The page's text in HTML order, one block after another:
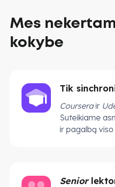
Mes
kokybe
Tik
Courserair
Suteikiame
ir pagalbą
Senior